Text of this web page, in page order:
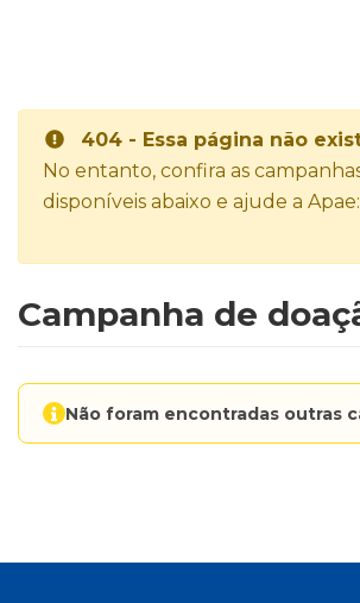
404 - Essa página não
No entanto, confira as
disponíveis abaixo e ajude a Apae:
Campanha de
Não foram encontradas outras